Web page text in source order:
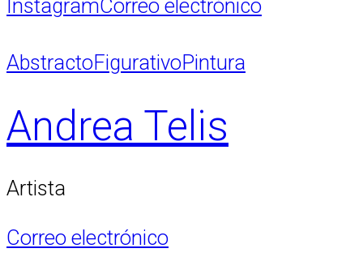
InstagramCorreo electrónico
AbstractoFigurativoPintura
Andrea Telis
Artista
Correo electrónico